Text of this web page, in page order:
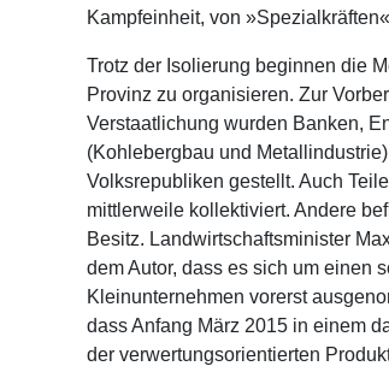
Kampfeinheit, von
Trotz der Isolierung beginnen die
Provinz zu organisieren. Zur
Verstaatlichung wurden Banken,
(Kohlebergbau und
Volksrepubliken gestellt. Auch
mittlerweile kollektiviert. Andere
Besitz. Landwirtschaftsminister
dem Autor, dass es sich um einen
Kleinunternehmen vorerst
dass Anfang März 2015 in einem
der verwertungsorientierten